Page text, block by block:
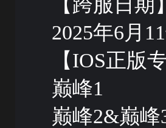
【跨服日期】
2025年6月
【IOS正版
巅峰1
巅峰2&巅